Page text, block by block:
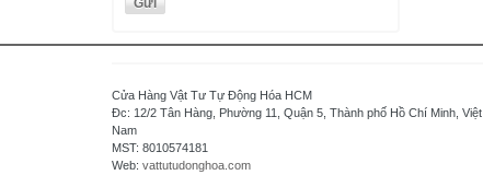
Di-soric - Germany
Daiichi Electronics co.,Ltd - Japan
Cửa Hàng Vật Tư Tự Động Hóa HCM
Đc: 12/2 Tân Hàng, Phường 11, Quận 5, Thành phố Hồ Chí Minh, Việt
Nam
MST: 8010574181
Web: vattutudonghoa.com